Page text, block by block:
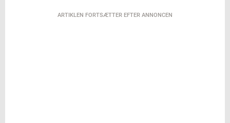
ARTIKLEN FORTSÆTTER EFTER ANNONCEN